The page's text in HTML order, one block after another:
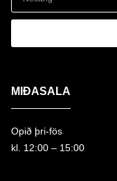
MIÐASALA
Opið þri-fös
kl. 12:00 – 15:00